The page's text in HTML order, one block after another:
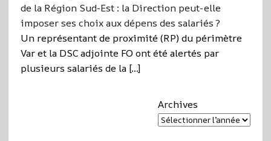
de la Région Sud-Est : la Direction peut-elle
imposer ses choix aux dépens des salariés ?
Un représentant de proximité (RP) du périmètre
Var et la DSC adjointe FO ont été alertés par
plusieurs salariés de la […]
Archives